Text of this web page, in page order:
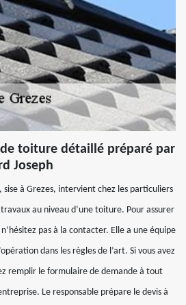
toiture détaillé préparé par
Joseph
sise à Grezes, intervient chez les particuliers
au niveau d’une toiture. Pour assurer
pas à la contacter. Elle a une équipe
dans les règles de l’art. Si vous avez
remplir le formulaire de demande à tout
Le responsable prépare le devis à